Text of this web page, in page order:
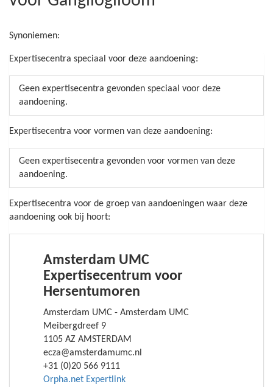
Synoniemen:
Expertisecentra speciaal voor deze aandoening:
Geen expertisecentra gevonden speciaal voor deze
aandoening.
Expertisecentra voor vormen van deze aandoening:
Geen expertisecentra gevonden voor vormen van deze
aandoening.
Expertisecentra voor de groep van aandoeningen waar deze
aandoening ook bij hoort:
Amsterdam UMC
Expertisecentrum voor
Hersentumoren
Amsterdam UMC - Amsterdam UMC
Meibergdreef 9
1105 AZ AMSTERDAM
ecza@amsterdamumc.nl
+31 (0)20 566 9111
Orpha.net Expertlink